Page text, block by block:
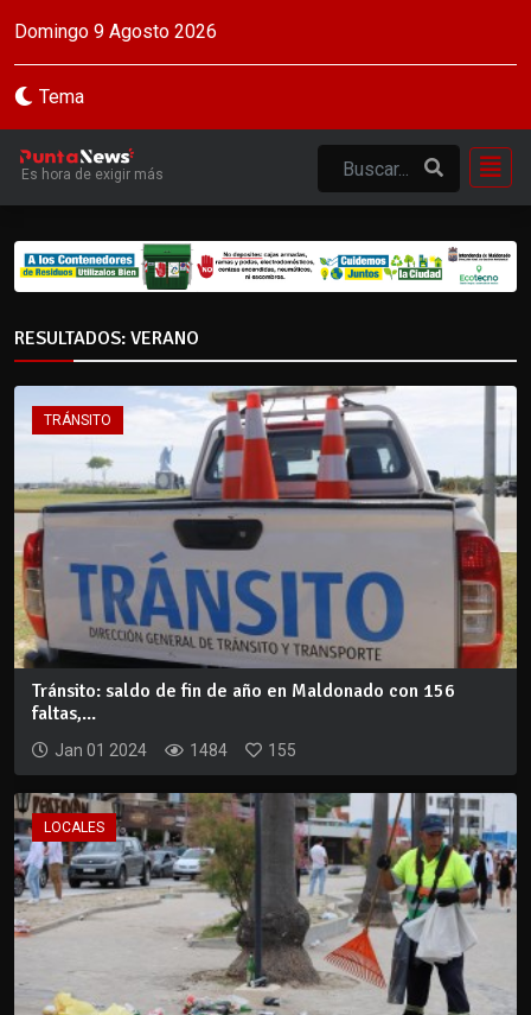
Domingo 9 Agosto 2026
Tema
Es hora de exigir más
RESULTADOS: VERANO
TRÁNSITO
Tránsito: saldo de fin de año en Maldonado con 156
faltas,...
Jan 01 2024 1484 155
LOCALES